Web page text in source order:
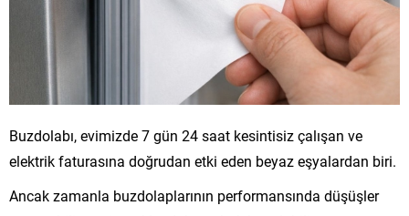
Buzdolabı, evimizde 7 gün 24 saat kesintisiz çalışan ve
elektrik faturasına doğrudan etki eden beyaz eşyalardan biri.
Ancak zamanla buzdolaplarının performansında düşüşler